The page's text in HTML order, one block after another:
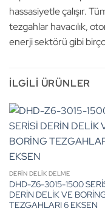
hassasiyetle çalışır.
tezgahlar havacılık,
enerji sektörü gibi
İLGILI ÜRÜNLER
DERİN DELİK DELME
DHD-Z6-3015-1500
DERİN DELİK VE
TEZGAHLARI 6 EKSEN